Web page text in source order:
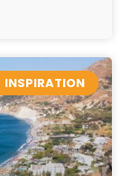
INSPIRATION